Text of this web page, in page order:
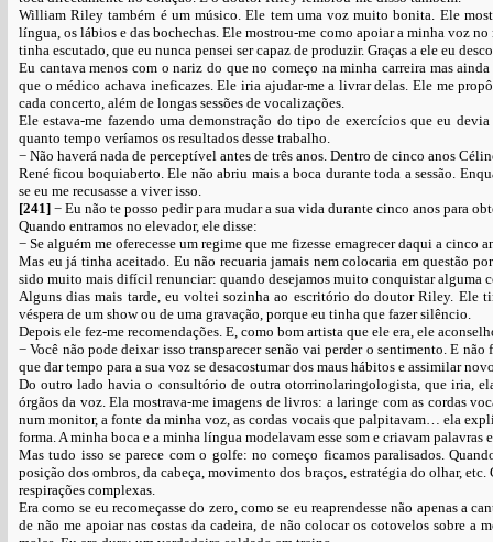
William Riley também é um músico. Ele tem uma voz muito bonita. Ele
língua, os lábios e das bochechas. Ele mostrou-me como apoiar a minha voz
tinha escutado, que eu nunca pensei ser capaz de produzir. Graças a ele eu
Eu cantava menos com o nariz do que no começo na minha carreira mas
que o médico achava ineficazes. Ele iria ajudar-me a livrar delas. Ele me
cada concerto, além de longas sessões de vocalizações.
Ele estava-me fazendo uma demonstração do tipo de exercícios que eu
quanto tempo veríamos os resultados desse trabalho.
− Não haverá nada de perceptível antes de três anos. Dentro de cinco anos
René ficou boquiaberto. Ele não abriu mais a boca durante toda a sessão.
se eu me recusasse a viver isso.
[241] − Eu não te posso pedir para mudar a sua vida durante cinco anos para
Quando entramos no elevador, ele disse:
− Se alguém me oferecesse um regime que me fizesse emagrecer daqui a cinco
Mas eu já tinha aceitado. Eu não recuaria jamais nem colocaria em questão
sido muito mais difícil renunciar: quando desejamos muito conquistar alguma
Alguns dias mais tarde, eu voltei sozinha ao escritório do doutor Riley. Ele
véspera de um show ou de uma gravação, porque eu tinha que fazer silêncio.
Depois ele fez-me recomendações. E, como bom artista que ele era, ele
− Você não pode deixar isso transparecer senão vai perder o sentimento. E
que dar tempo para a sua voz se desacostumar dos maus hábitos e assimilar
Do outro lado havia o consultório de outra otorrinolaringologista, que iria,
órgãos da voz. Ela mostrava-me imagens de livros: a laringe com as cordas
num monitor, a fonte da minha voz, as cordas vocais que palpitavam… ela
forma. A minha boca e a minha língua modelavam esse som e criavam palavras
Mas tudo isso se parece com o golfe: no começo ficamos paralisados.
posição dos ombros, da cabeça, movimento dos braços, estratégia do olhar,
respirações complexas.
Era como se eu recomeçasse do zero, como se eu reaprendesse não apenas a
de não me apoiar nas costas da cadeira, de não colocar os cotovelos sobre a